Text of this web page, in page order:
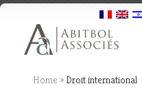
Home » Droit international